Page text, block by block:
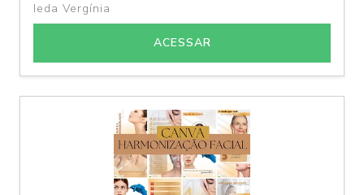
Ieda Vergínia
ACESSAR